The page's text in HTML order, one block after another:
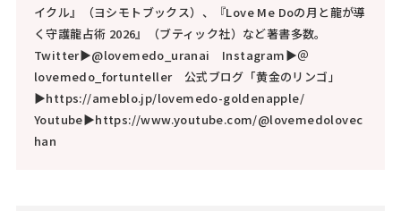
イクル』（ヨシモトブックス）、『Love Me Doの月と龍が導
く守護龍占術 2026』（ブティック社）など著書多数。
Twitter▶@lovemedo_uranai Instagram▶＠
lovemedo_fortunteller 公式ブログ「黄金のリンゴ」
▶https://ameblo.jp/lovemedo-goldenapple/
Youtube▶https://www.youtube.com/@lovemedolovec
han